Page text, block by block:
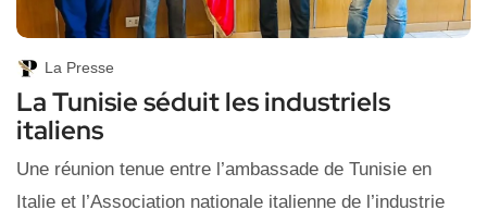
La Presse
La Tunisie séduit les industriels
italiens
Une réunion tenue entre l’ambassade de Tunisie en
Italie et l’Association nationale italienne de l’industrie